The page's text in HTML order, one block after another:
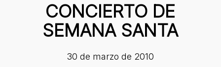
CONCIERTO DE
SEMANA SANTA
30 de marzo de 2010